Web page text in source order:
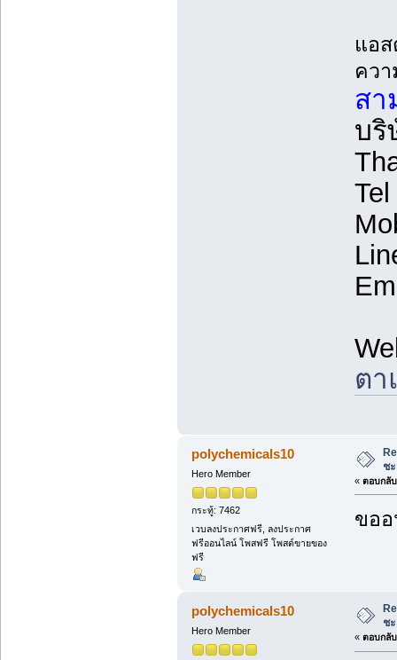
แอ
ควา
สา
บริ
ตา
polychemicals10
Hero Member
กระทู้: 7462
เวบลงประกาศฟรี, ลงประกาศ
ฟรีออนไลน์ โพสฟรี โพสต์ขายของ
ฟรี
ช
« ตอบกลั
ขอ
polychemicals10
Hero Member
ช
« ตอบกลั